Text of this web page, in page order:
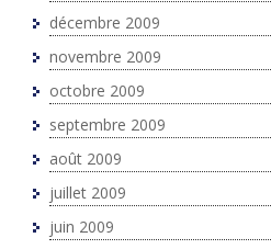
décembre 2009
novembre 2009
octobre 2009
septembre 2009
août 2009
juillet 2009
juin 2009